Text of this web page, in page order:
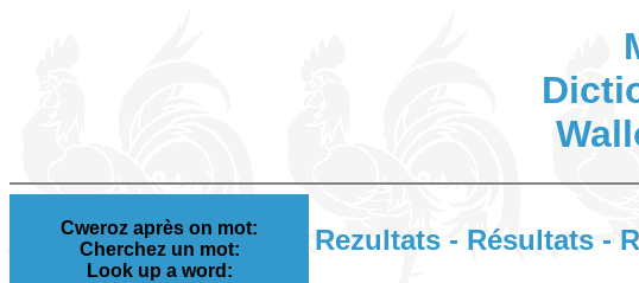
Cweroz après on mot:
Cherchez un mot:
Look up a word:
Rezultats - Résultats -